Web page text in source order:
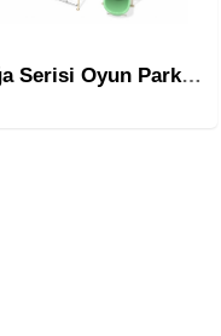
Doğa Serisi Oyun Parkı-Mns-1002